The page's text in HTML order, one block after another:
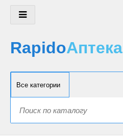
RapidoАптека